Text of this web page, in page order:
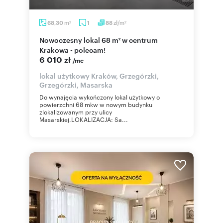
68,30 m2 1 88zł/m2
Nowoczesny lokal 68 m² w centrum
Krakowa - polecam!
6 010 zł /mc
lokal użytkowy Kraków, Grzegórzki,
Grzegórzki, Masarska
Do wynajęcia wykończony lokal użytkowy o
powierzchni 68 mkw w nowym budynku
zlokalizowanym przy ulicy
Masarskiej.LOKALIZACJA: Sa...